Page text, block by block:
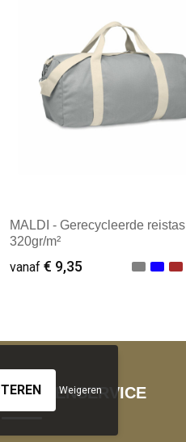
MALDI - Gerecycleerde reistas
320gr/m²
vanaf € 9,35
Minimale afname: 1
KLANTENSERVICE
Weigeren